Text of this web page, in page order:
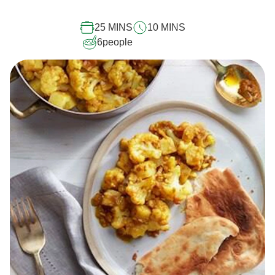
25 MINS
10 MINS
6people